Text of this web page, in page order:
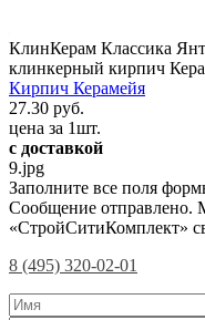
КлинКерам Классика
клинкерный кирпич
Кирпич Керамейя
27.30 руб.
цена за 1шт.
с доставкой
9.jpg
Заполните все поля
Сообщение
«СтройСитиКомплект»
8 (495) 320-02-01